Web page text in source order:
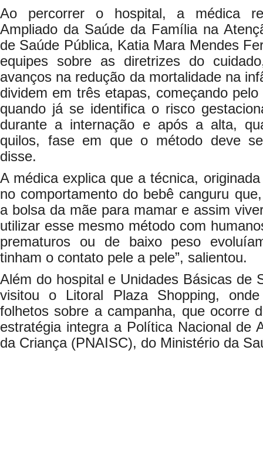
Ao percorrer o hospital, a médica
Ampliado da Saúde da Família na
de Saúde Pública, Katia Mara Mendes
equipes sobre as diretrizes do
avanços na redução da mortalidade na
dividem em três etapas, começando
quando já se identifica o risco
durante a internação e após a alta,
quilos, fase em que o método deve
disse.
A médica explica que a técnica,
no comportamento do bebê canguru
a bolsa da mãe para mamar e assim
utilizar esse mesmo método com
prematuros ou de baixo peso
tinham o contato pele a pele”, salientou.
Além do hospital e Unidades Básicas de
visitou o Litoral Plaza Shopping,
folhetos sobre a campanha, que ocorre
estratégia integra a Política Nacional de
da Criança (PNAISC), do Ministério da